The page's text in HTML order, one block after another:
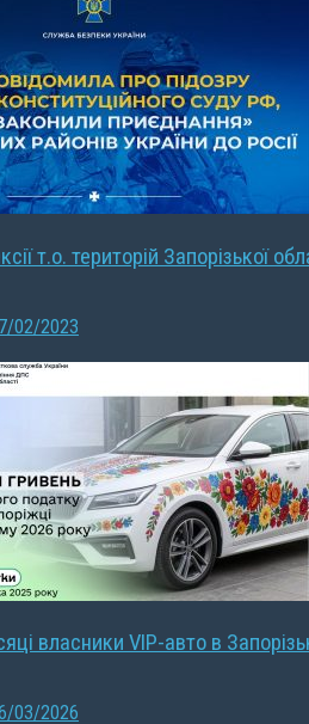
т.о. територій Запорізької
02/2023
власники VIP-авто в
03/2026